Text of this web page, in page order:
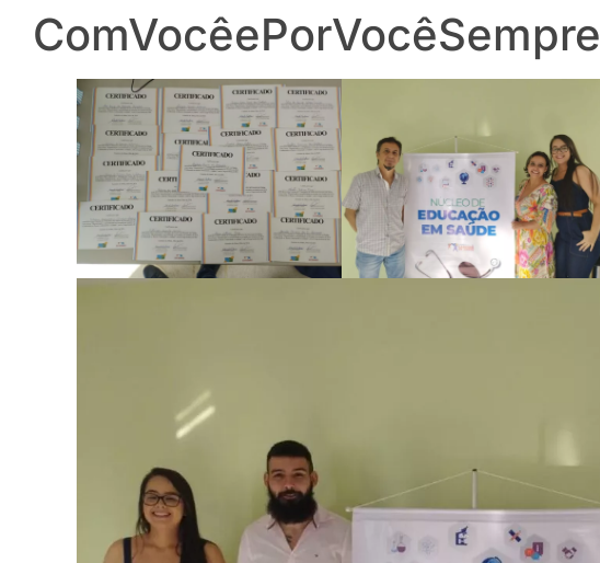
ComVocêePorVocêSempre